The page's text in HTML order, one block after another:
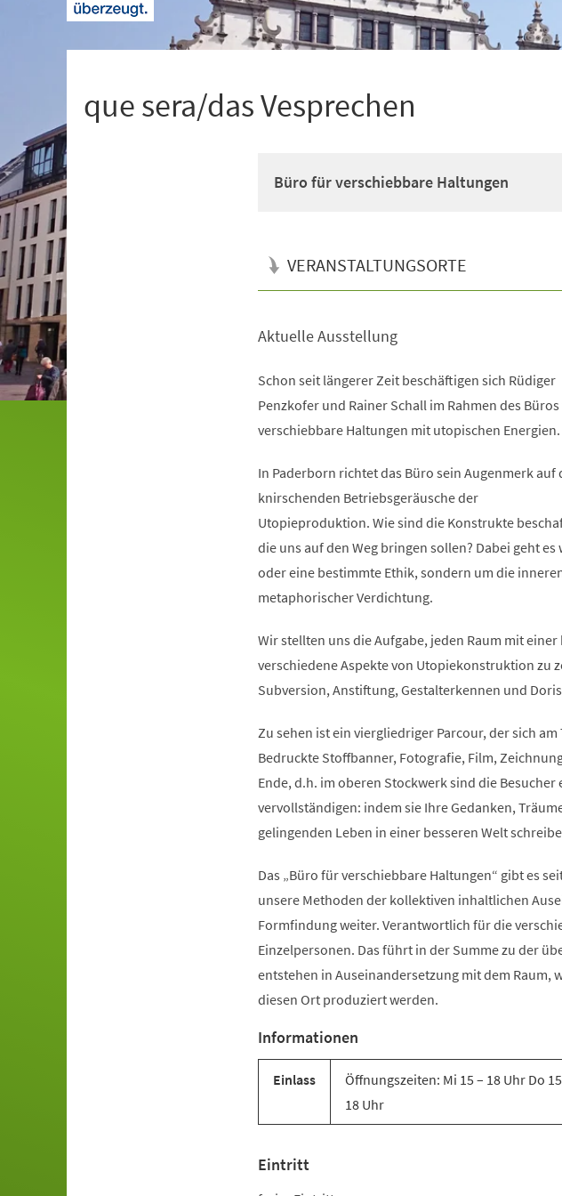
que sera/das Vesprechen
Büro für verschiebbare Haltungen
VERANSTALTUNGSORTE
Aktuelle Ausstellung
Schon seit längerer Zeit beschäftigen sich Rüdiger
Penzkofer und Rainer Schall im Rahmen des
verschiebbare Haltungen mit utopischen Energien.
In Paderborn richtet das Büro sein Augenmerk auf
knirschenden Betriebsgeräusche der
Utopieproduktion. Wie sind die Konstrukte
die uns auf den Weg bringen sollen? Dabei geht
oder eine bestimmte Ethik, sondern um die
metaphorischer Verdichtung.
Wir stellten uns die Aufgabe, jeden Raum mit
verschiedene Aspekte von Utopiekonstruktion zu
Subversion, Anstiftung, Gestalterkennen und Doris
Zu sehen ist ein viergliedriger Parcour, der sich
Bedruckte Stoffbanner, Fotografie, Film,
Ende, d.h. im oberen Stockwerk sind die
vervollständigen: indem sie Ihre Gedanken,
gelingenden Leben in einer besseren Welt
Das „Büro für verschiebbare Haltungen“ gibt es
unsere Methoden der kollektiven inhaltlichen
Formfindung weiter. Verantwortlich für die
Einzelpersonen. Das führt in der Summe zu der
entstehen in Auseinandersetzung mit dem Raum,
diesen Ort produziert werden.
Informationen
Einlass
Öffnungszeiten: Mi 15 – 18 Uhr Do
18 Uhr
Eintritt